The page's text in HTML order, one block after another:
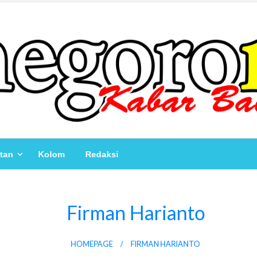
Kolom Redaksi
Firman Harianto
HOMEPAGE FIRMAN HARIANTO